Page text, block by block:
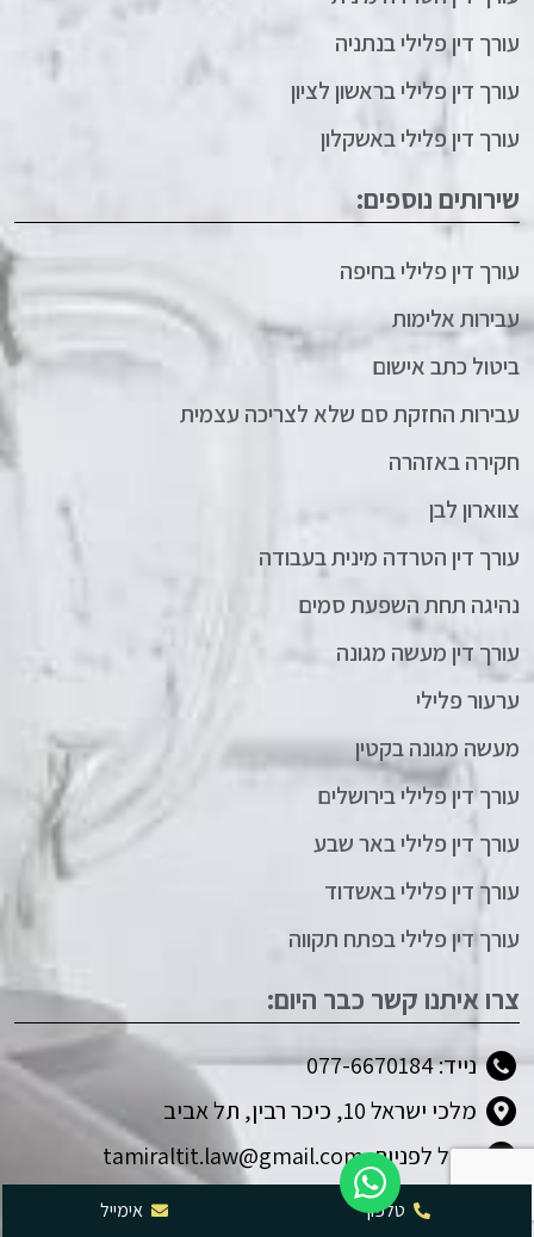
עורך דין פלילי בנתניה
עורך דין פלילי בראשון לציון
עורך דין פלילי באשקלון
שירותים נוספים:
עורך דין פלילי בחיפה
עבירות אלימות
ביטול כתב אישום
עבירות החזקת סם שלא לצריכה עצמית
חקירה באזהרה
צווארון לבן
עורך דין הטרדה מינית בעבודה
נהיגה תחת השפעת סמים
עורך דין מעשה מגונה
ערעור פלילי
מעשה מגונה בקטין
עורך דין פלילי בירושלים
עורך דין פלילי באר שבע
עורך דין פלילי באשדוד
עורך דין פלילי בפתח תקווה
צרו איתנו קשר כבר היום:
נייד: 077-6670184
מלכי ישראל 10, כיכר רבין, תל אביב
מייל לפניות: tamiraltit.law@gmail.com
אנחנו גם נמצאים כאן:
טלפון אימייל